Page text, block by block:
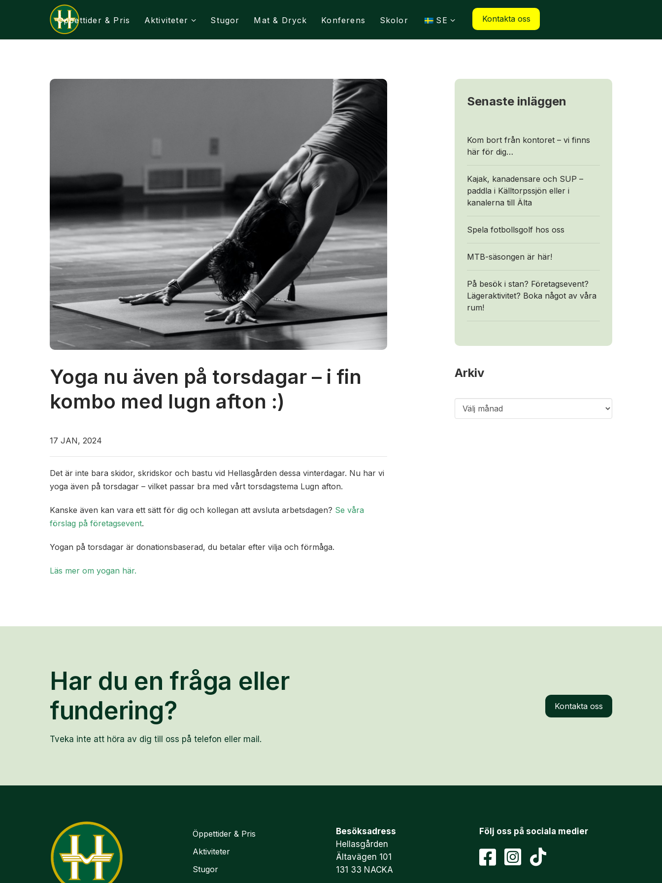
Öppettider & Pris Aktiviteter Stugor Mat & Dryck Konferens Skolor SE Kontakta oss
Yoga nu även på torsdagar – i fin
kombo med lugn afton :)
17 JAN, 2024
Det är inte bara skidor, skridskor och bastu vid Hellasgården dessa vinterdagar. Nu har vi
yoga även på torsdagar – vilket passar bra med vårt torsdagstema Lugn afton.
Kanske även kan vara ett sätt för dig och kollegan att avsluta arbetsdagen? Se våra
förslag på företagsevent.
Yogan på torsdagar är donationsbaserad, du betalar efter vilja och förmåga.
Läs mer om yogan här.
Senaste inläggen
Kom bort från kontoret – vi finns
här för dig…
Kajak, kanadensare och SUP –
paddla i Källtorpssjön eller i
kanalerna till Älta
Spela fotbollsgolf hos oss
MTB-säsongen är här!
På besök i stan? Företagsevent?
Lägeraktivitet? Boka något av våra
rum!
Arkiv
Har du en fråga eller
fundering?
Tveka inte att höra av dig till oss på telefon eller mail.
Kontakta oss
Öppettider & Pris
Aktiviteter
Stugor
Besöksadress
Hellasgården
Ältavägen 101
131 33 NACKA
Följ oss på sociala medier